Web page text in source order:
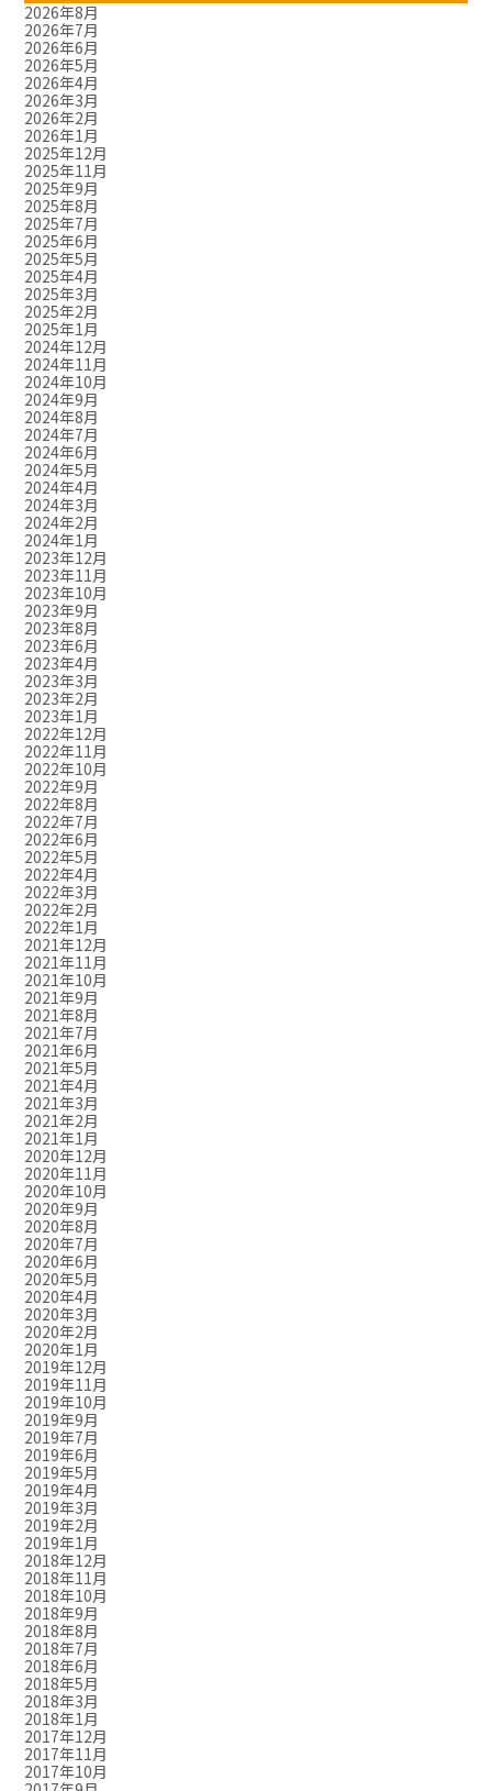
2026年8月
2026年7月
2026年6月
2026年5月
2026年4月
2026年3月
2026年2月
2026年1月
2025年12月
2025年11月
2025年9月
2025年8月
2025年7月
2025年6月
2025年5月
2025年4月
2025年3月
2025年2月
2025年1月
2024年12月
2024年11月
2024年10月
2024年9月
2024年8月
2024年7月
2024年6月
2024年5月
2024年4月
2024年3月
2024年2月
2024年1月
2023年12月
2023年11月
2023年10月
2023年9月
2023年8月
2023年6月
2023年4月
2023年3月
2023年2月
2023年1月
2022年12月
2022年11月
2022年10月
2022年9月
2022年8月
2022年7月
2022年6月
2022年5月
2022年4月
2022年3月
2022年2月
2022年1月
2021年12月
2021年11月
2021年10月
2021年9月
2021年8月
2021年7月
2021年6月
2021年5月
2021年4月
2021年3月
2021年2月
2021年1月
2020年12月
2020年11月
2020年10月
2020年9月
2020年8月
2020年7月
2020年6月
2020年5月
2020年4月
2020年3月
2020年2月
2020年1月
2019年12月
2019年11月
2019年10月
2019年9月
2019年7月
2019年6月
2019年5月
2019年4月
2019年3月
2019年2月
2019年1月
2018年12月
2018年11月
2018年10月
2018年9月
2018年8月
2018年7月
2018年6月
2018年5月
2018年3月
2018年1月
2017年12月
2017年11月
2017年10月